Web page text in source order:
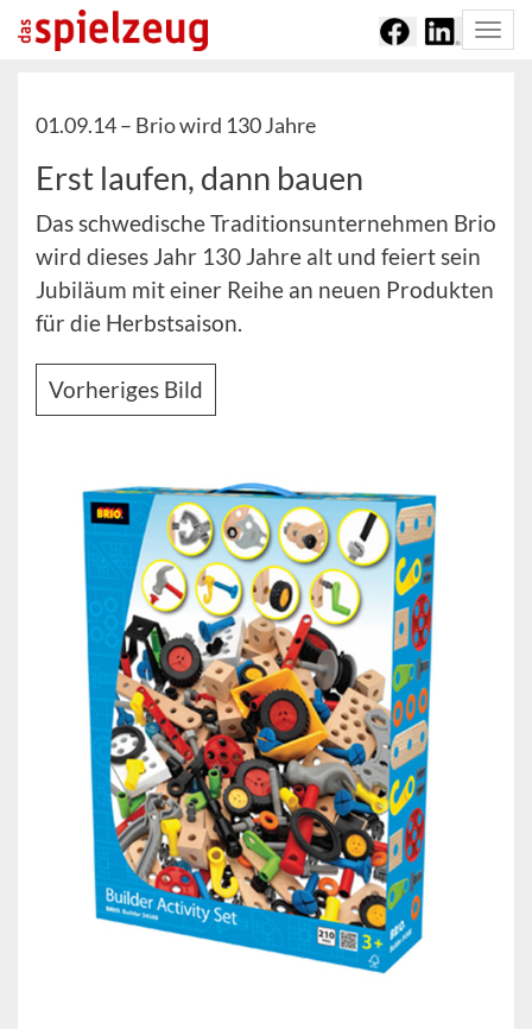
01.09.14 – Brio wird 130 Jahre
Erst laufen, dann bauen
Das schwedische Traditionsunternehmen Brio
wird dieses Jahr 130 Jahre alt und feiert sein
Jubiläum mit einer Reihe an neuen Produkten
für die Herbstsaison.
Vorheriges Bild